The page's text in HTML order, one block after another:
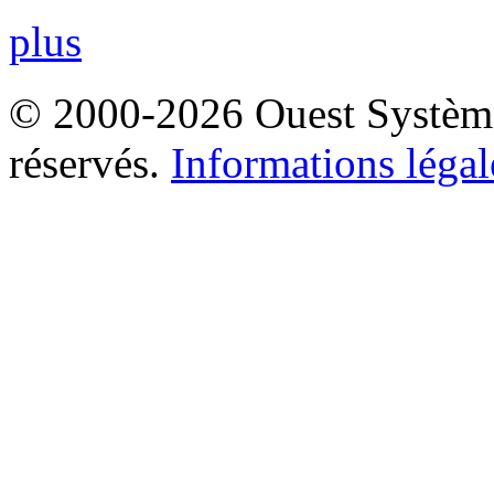
plus
© 2000-2026 Ouest
réservés. Informations